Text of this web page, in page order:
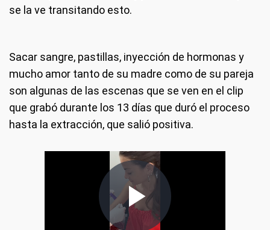
se la ve transitando esto.
Sacar sangre, pastillas, inyección de hormonas y
mucho amor tanto de su madre como de su pareja
son algunas de las escenas que se ven en el clip
que grabó durante los 13 días que duró el proceso
hasta la extracción, que salió positiva.